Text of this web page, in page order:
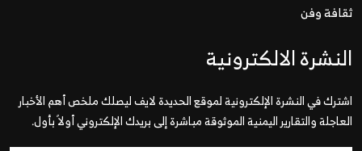
ثقافة وفن
النشرة الالكترونية
اشترك في النشرة الإلكترونية لموقع الحديدة لايف ليصلك ملخص أهم الأخبار
العاجلة والتقارير اليمنية الموثوقة مباشرة إلى بريدك الإلكتروني أولاً بأول.